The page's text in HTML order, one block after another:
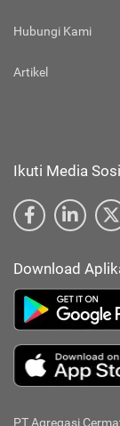
Hubungi Kami
Artikel
Ikuti Media
Download
PT Agregasi